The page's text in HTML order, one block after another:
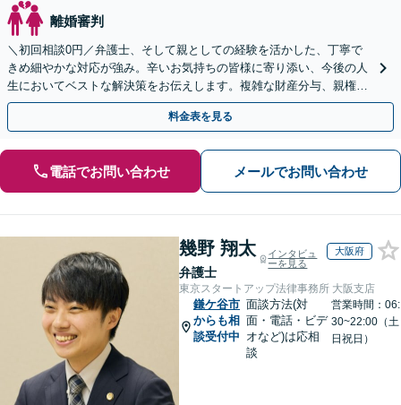
離婚審判
＼初回相談0円／弁護士、そして親としての経験を活かした、丁寧で
きめ細やかな対応が強み。辛いお気持ちの皆様に寄り添い、今後の人
生においてベストな解決策をお伝えします。複雑な財産分与、親権問
題、養育費の交渉、国際離婚などが得意です【日英対応◎】
料金表を見る
電話でお問い合わせ メールでお問い合わせ
幾野 翔太
弁護士
インタビュ
ーを見る
大阪府
東京スタートアップ法律事務所 大阪支店
鎌ケ谷市
からも相
談受付中
面談方法(対
面・電話・ビデ
オなど)は応相
談
営業時間：06:
30~22:00（土
日祝日）